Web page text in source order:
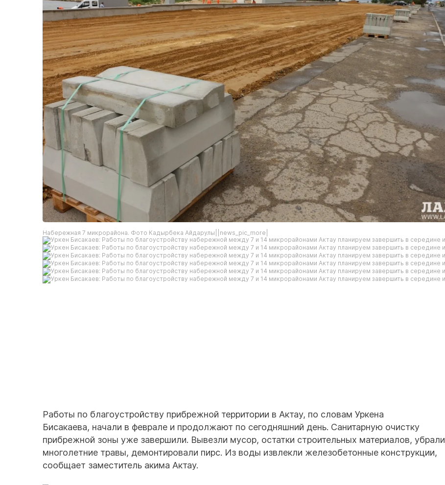
Набережная 7 микрорайона. Фото Кадырбека Айдарулы||news_pic_more|
Работы по благоустройству прибрежной территории в Актау, по словам Уркена
Бисакаева, начали в феврале и продолжают по сегодняшний день. Санитарную очистку
прибрежной зоны уже завершили. Вывезли мусор, остатки строительных материалов, убрали
многолетние травы, демонтировали пирс. Из воды извлекли железобетонные конструкции,
сообщает заместитель акима Актау.